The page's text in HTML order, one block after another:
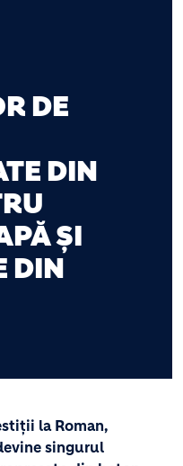
DE
DIN
ȘI
DIN
la Roman,
singurul